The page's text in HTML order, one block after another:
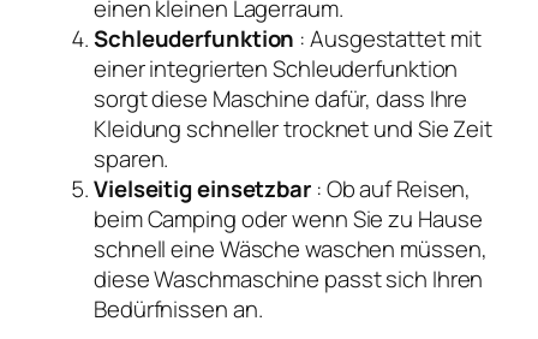
einen kleinen Lagerraum.
Schleuderfunktion : Ausgestattet mit
einer integrierten Schleuderfunktion
sorgt diese Maschine dafür, dass Ihre
Kleidung schneller trocknet und Sie Zeit
sparen.
Vielseitig einsetzbar: Ob auf Reisen,
beim Camping oder wenn Sie zu Hause
schnell eine Wäsche waschen müssen,
diese Waschmaschine passt sich Ihren
Bedürfnissen an.